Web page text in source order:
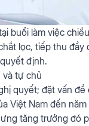
buổi làm việc
lọc, tiếp thu
định.
và tự chủ
quyết; đặt vấn
Nam đến
tăng trưởng đó